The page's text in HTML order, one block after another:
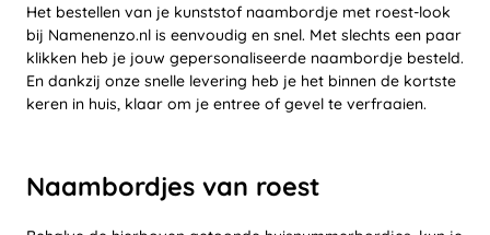
Het bestellen van je kunststof naambordje met roest-look
bij Namenenzo.nl is eenvoudig en snel. Met slechts een paar
klikken heb je jouw gepersonaliseerde naambordje besteld.
En dankzij onze snelle levering heb je het binnen de kortste
keren in huis, klaar om je entree of gevel te verfraaien.
Naambordjes van roest